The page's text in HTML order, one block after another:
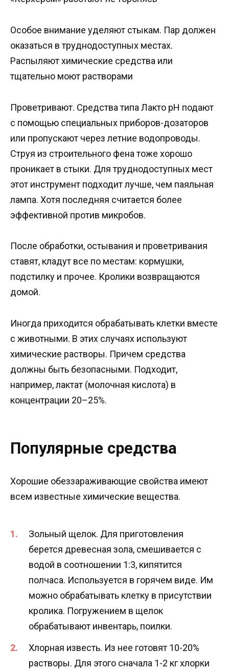
Особое внимание уделяют стыкам. Пар должен
оказаться в труднодоступных местах.
Распыляют химические средства или
тщательно моют растворами
Проветривают. Средства типа Лакто pH подают
с помощью специальных приборов-дозаторов
или пропускают через летние водопроводы.
Струя из строительного фена тоже хорошо
проникает в стыки. Для труднодоступных мест
этот инструмент подходит лучше, чем паяльная
лампа. Хотя последняя считается более
эффективной против микробов.
После обработки, остывания и проветривания
ставят, кладут все по местам: кормушки,
подстилку и прочее. Кролики возвращаются
домой.
Иногда приходится обрабатывать клетки вместе
с животными. В этих случаях используют
химические растворы. Причем средства
должны быть безопасными. Подходит,
например, лактат (молочная кислота) в
концентрации 20–25%.
Популярные средства
Хорошие обеззараживающие свойства имеют
всем известные химические вещества.
Зольный щелок. Для приготовления
берется древесная зола, смешивается с
водой в соотношении 1:3, кипятится
полчаса. Используется в горячем виде. Им
можно обрабатывать клетку в присутствии
кролика. Погружением в щелок
обрабатывают инвентарь, поилки.
Хлорная известь. Из нее готовят 10-20%
растворы. Для этого сначала 1-2 кг хлорки